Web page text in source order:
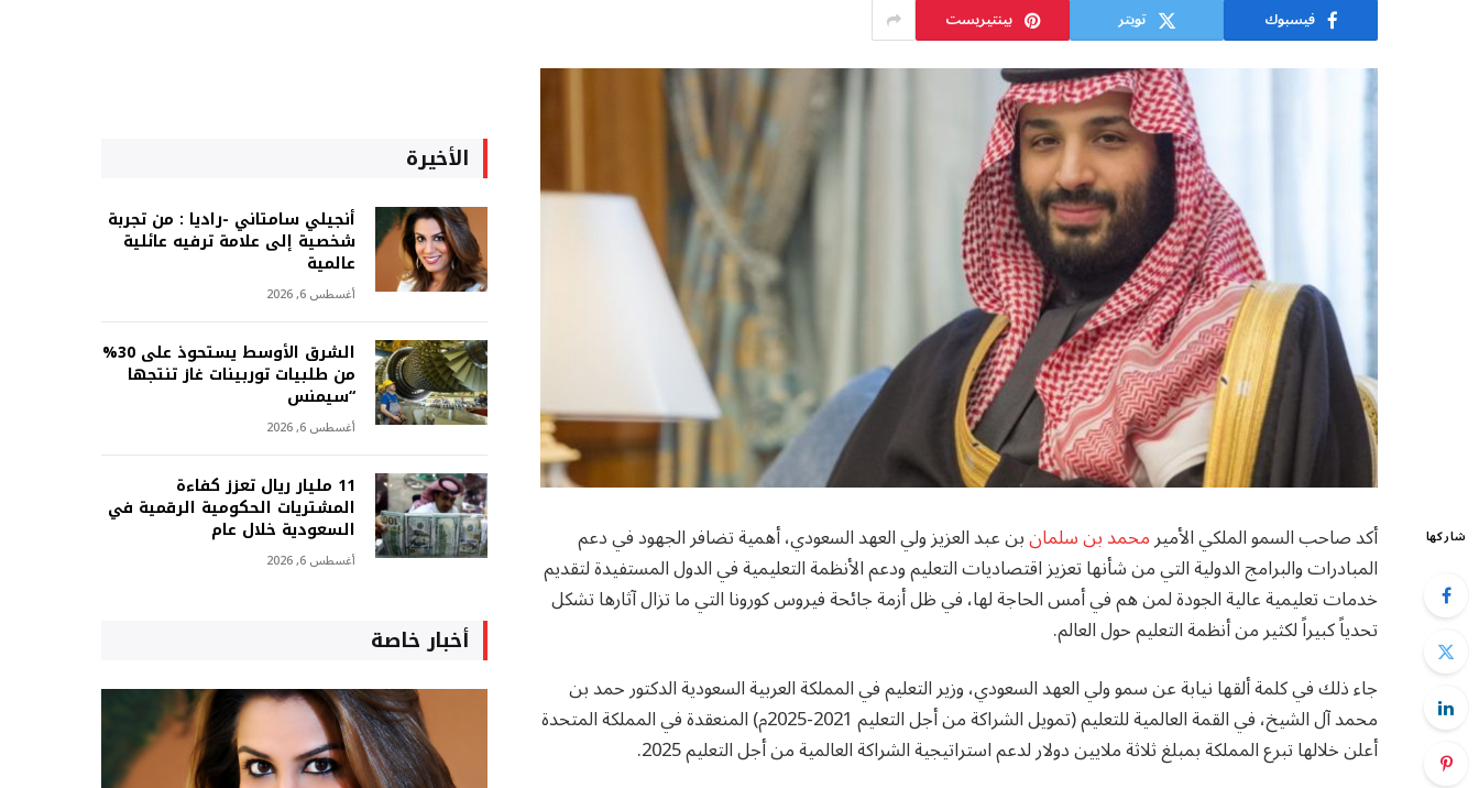
فيسبوك تويتر بينتيريست
شاركها أكد صاحب السمو الملكي الأميرمحمد بن سلمانبن عبد العزيز ولي العهد السعودي، أهمية تضافر الجهود في دعم
المبادرات والبرامج الدولية التي من شأنها تعزيز اقتصاديات التعليم ودعم الأنظمة التعليمية في الدول المستفيدة لتقديم
خدمات تعليمية عالية الجودة لمن هم في أمس الحاجة لها، في ظل أزمة جائحة فيروس كورونا التي ما تزال آثارها تشكل
تحدياً كبيراً لكثير من أنظمة التعليم حول العالم.
جاء ذلك في كلمة ألقها نيابة عن سمو ولي العهد السعودي، وزير التعليم في المملكة العربية السعودية الدكتور حمد بن
محمد آل الشيخ، في القمة العالمية للتعليم (تمويل الشراكة من أجل التعليم 2021-2025م) المنعقدة في المملكة المتحدة
أعلن خلالها تبرع المملكة بمبلغ ثلاثة ملايين دولار لدعم استراتيجية الشراكة العالمية من أجل التعليم 2025.
الأخيرة
أنجيلي سامتاني -راديا : من تجربة
شخصية إلى علامة ترفيه عائلية
عالمية
أغسطس 6, 2026
الشرق الأوسط يستحوذ على 30%
من طلبيات توربينات غاز تنتجها
“سيمنس
أغسطس 6, 2026
11 مليار ريال تعزز كفاءة
المشتريات الحكومية الرقمية في
السعودية خلال عام
أغسطس 6, 2026
أخبار خاصة